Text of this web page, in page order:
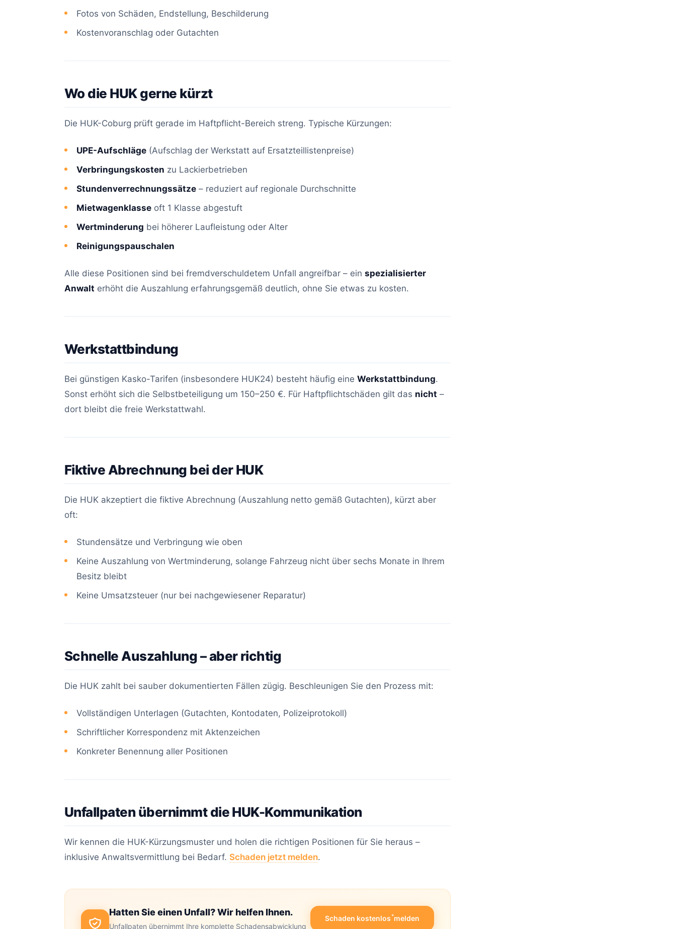
Fotos von Schäden, Endstellung, Beschilderung
Kostenvoranschlag oder Gutachten
Wo die HUK gerne kürzt
Die HUK-Coburg prüft gerade im Haftpflicht-Bereich streng. Typische Kürzungen:
UPE-Aufschläge (Aufschlag der Werkstatt auf Ersatzteillistenpreise)
Verbringungskosten zu Lackierbetrieben
Stundenverrechnungssätze – reduziert auf regionale Durchschnitte
Mietwagenklasse oft 1 Klasse abgestuft
Wertminderung bei höherer Laufleistung oder Alter
Reinigungspauschalen
Alle diese Positionen sind bei fremdverschuldetem Unfall angreifbar – ein spezialisierter
Anwalt erhöht die Auszahlung erfahrungsgemäß deutlich, ohne Sie etwas zu kosten.
Werkstattbindung
Bei günstigen Kasko-Tarifen (insbesondere HUK24) besteht häufig eine Werkstattbindung.
Sonst erhöht sich die Selbstbeteiligung um 150–250 €. Für Haftpflichtschäden gilt das nicht –
dort bleibt die freie Werkstattwahl.
Fiktive Abrechnung bei der HUK
Die HUK akzeptiert die fiktive Abrechnung (Auszahlung netto gemäß Gutachten), kürzt aber
oft:
Stundensätze und Verbringung wie oben
Keine Auszahlung von Wertminderung, solange Fahrzeug nicht über sechs Monate in Ihrem
Besitz bleibt
Keine Umsatzsteuer (nur bei nachgewiesener Reparatur)
Schnelle Auszahlung – aber richtig
Die HUK zahlt bei sauber dokumentierten Fällen zügig. Beschleunigen Sie den Prozess mit:
Vollständigen Unterlagen (Gutachten, Kontodaten, Polizeiprotokoll)
Schriftlicher Korrespondenz mit Aktenzeichen
Konkreter Benennung aller Positionen
Unfallpaten übernimmt die HUK-Kommunikation
Wir kennen die HUK-Kürzungsmuster und holen die richtigen Positionen für Sie heraus –
inklusive Anwaltsvermittlung bei Bedarf. Schaden jetzt melden.
Hatten Sie einen Unfall? Wir helfen Ihnen.
Unfallpaten übernimmt Ihre komplette Schadensabwicklung
Schaden kostenlos*melden